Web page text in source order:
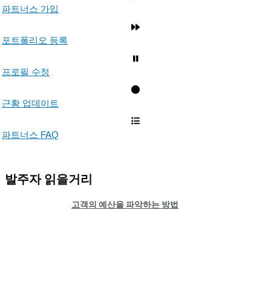
파트너스 가입
포트폴리오 등록
프로필 수정
근황 업데이트
파트너스 FAQ
발주자 읽을거리
고객의 예산을 파악하는 방법